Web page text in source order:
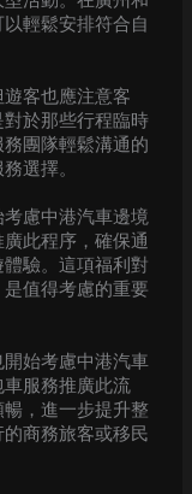
輕鬆安排符合自
客也應注意客
於那些行程臨時
團隊輕鬆溝通的
選擇。
慮中港汽車邊境
此程序，確保通
驗。這項福利對
值得考慮的重要
始考慮中港汽車
服務推廣此流
，進一步提升整
商務旅客或移民